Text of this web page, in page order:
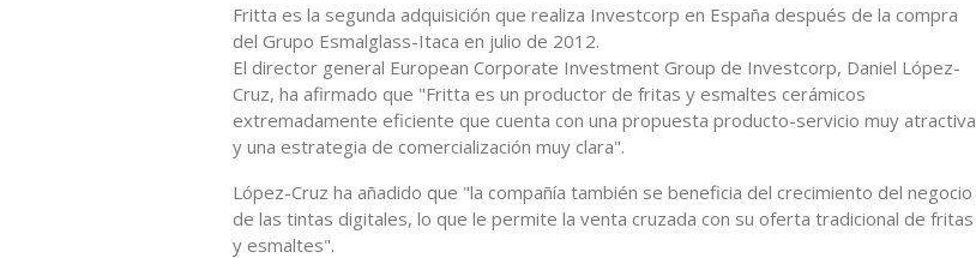
Fritta es la segunda adquisición que realiza Investcorp en España después de la compra
del Grupo Esmalglass-Itaca en julio de 2012.
El director general European Corporate Investment Group de Investcorp, Daniel López-
Cruz, ha afirmado que "Fritta es un productor de fritas y esmaltes cerámicos
extremadamente eficiente que cuenta con una propuesta producto-servicio muy atractiva
y una estrategia de comercialización muy clara".
López-Cruz ha añadido que "la compañía también se beneficia del crecimiento del negocio
de las tintas digitales, lo que le permite la venta cruzada con su oferta tradicional de fritas
y esmaltes".